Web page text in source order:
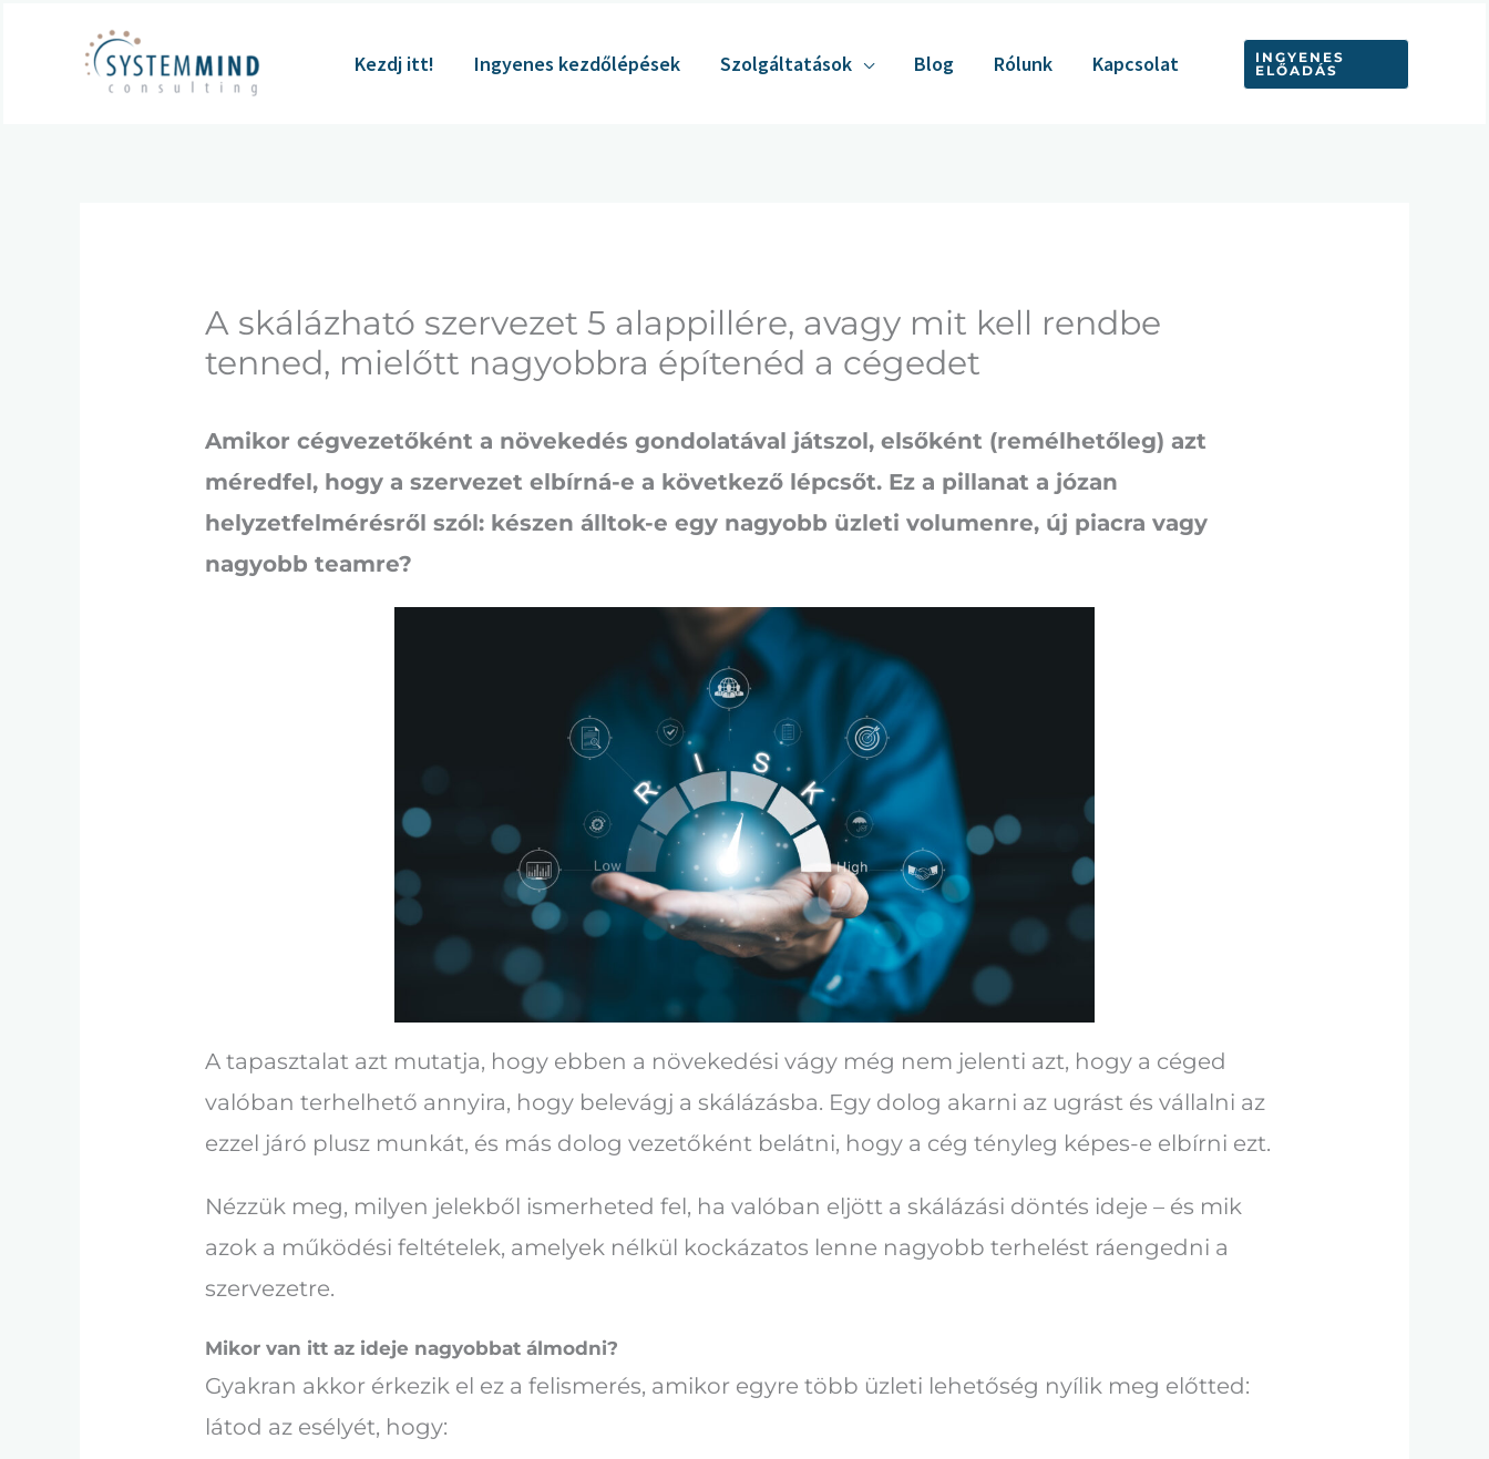
Kezdj itt! Ingyenes kezdőlépések Szolgáltatások Blog Rólunk Kapcsolat
INGYENES
ELŐADÁS
A skálázható szervezet 5 alappillére, avagy mit kell rendbe
tenned, mielőtt nagyobbra építenéd a cégedet
Amikor cégvezetőként a növekedés gondolatával játszol, elsőként (remélhetőleg) azt
méredfel, hogy a szervezet elbírná-e a következő lépcsőt. Ez a pillanat a józan
helyzetfelmérésről szól: készen álltok-e egy nagyobb üzleti volumenre, új piacra vagy
nagyobb teamre?
A tapasztalat azt mutatja, hogy ebben a növekedési vágy még nem jelenti azt, hogy a céged
valóban terhelhető annyira, hogy belevágj a skálázásba. Egy dolog akarni az ugrást és vállalni az
ezzel járó plusz munkát, és más dolog vezetőként belátni, hogy a cég tényleg képes-e elbírni ezt.
Nézzük meg, milyen jelekből ismerheted fel, ha valóban eljött a skálázási döntés ideje – és mik
azok a működési feltételek, amelyek nélkül kockázatos lenne nagyobb terhelést ráengedni a
szervezetre.
Mikor van itt az ideje nagyobbat álmodni?
Gyakran akkor érkezik el ez a felismerés, amikor egyre több üzleti lehetőség nyílik meg előtted:
látod az esélyét, hogy: